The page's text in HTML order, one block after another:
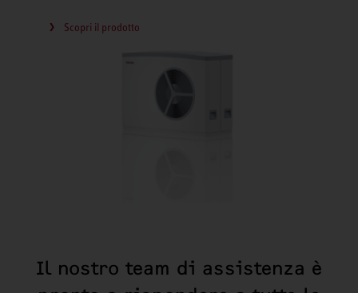
Scopri il prodotto
Il nostro team di assistenza è